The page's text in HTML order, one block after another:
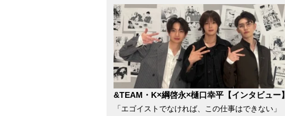
&TEAM・K×綱啓永×樋口幸平【インタビュー】
「エゴイストでなければ、この仕事はできない」